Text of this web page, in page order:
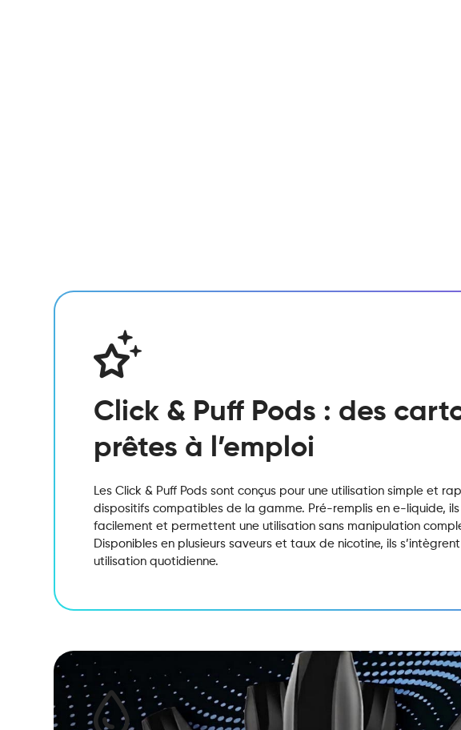
Click & Puff Pods : des
prêtes à l’emploi
Les Click & Puff Pods sont conçus pour une utilisation simple et
dispositifs compatibles de la gamme. Pré-remplis en e-liquide, ils
facilement et permettent une utilisation sans manipulation
Disponibles en plusieurs saveurs et taux de nicotine, ils
utilisation quotidienne.